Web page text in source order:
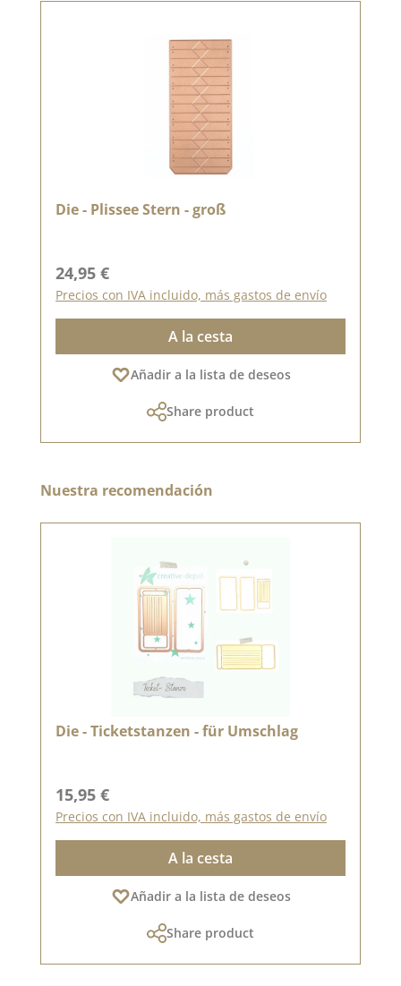
Die - Plissee Stern - groß
Precio normal:
24,95 €
Precios con IVA incluido, más gastos de envío
A la cesta
Añadir a la lista de deseos
Share product
Omitir la galería de productos
Nuestra recomendación
Die - Ticketstanzen - für Umschlag
Precio normal:
15,95 €
Precios con IVA incluido, más gastos de envío
A la cesta
Añadir a la lista de deseos
Share product